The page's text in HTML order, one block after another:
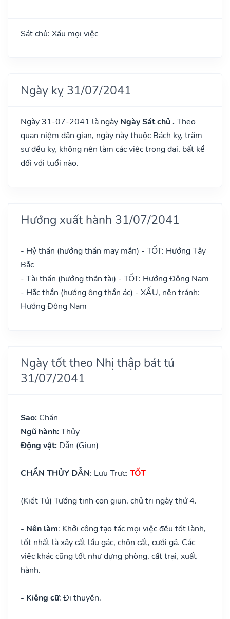
Sát chủ: Xấu mọi việc
Ngày kỵ 31/07/2041
Ngày 31-07-2041 là ngày Ngày Sát chủ . Theo
quan niệm dân gian, ngày này thuộc Bách kỵ, trăm
sự đều kỵ, không nên làm các việc trọng đại, bất kể
đối với tuổi nào.
Hướng xuất hành 31/07/2041
- Hỷ thần (hướng thần may mắn) - TỐT: Hướng Tây
Bắc
- Tài thần (hướng thần tài) - TỐT: Hướng Đông Nam
- Hắc thần (hướng ông thần ác) - XẤU, nên tránh:
Hướng Đông Nam
Ngày tốt theo Nhị thập bát tú
31/07/2041
Sao: Chẩn
Ngũ hành: Thủy
Động vật: Dẫn (Giun)
CHẨN THỦY DẪN: Lưu Trực: TỐT
(Kiết Tú) Tướng tinh con giun, chủ trị ngày thứ 4.
- Nên làm: Khởi công tạo tác mọi việc đều tốt lành,
tốt nhất là xây cất lầu gác, chôn cất, cưới gả. Các
việc khác cũng tốt như dựng phòng, cất trại, xuất
hành.
- Kiêng cữ: Đi thuyền.